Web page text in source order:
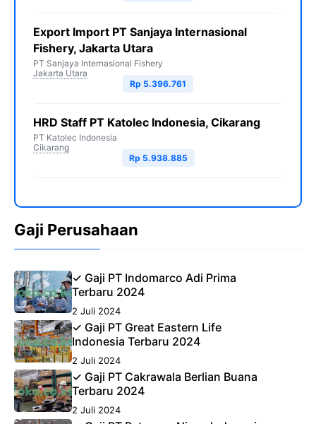
Export Import PT Sanjaya Internasional
Fishery, Jakarta Utara
PT Sanjaya Internasional Fishery
Jakarta Utara
Rp 5.396.761
HRD Staff PT Katolec Indonesia, Cikarang
PT Katolec Indonesia
Cikarang
Rp 5.938.885
Gaji Perusahaan
✓ Gaji PT Indomarco Adi Prima
Terbaru 2024
2 Juli 2024
✓ Gaji PT Great Eastern Life
Indonesia Terbaru 2024
2 Juli 2024
✓ Gaji PT Cakrawala Berlian Buana
Terbaru 2024
2 Juli 2024